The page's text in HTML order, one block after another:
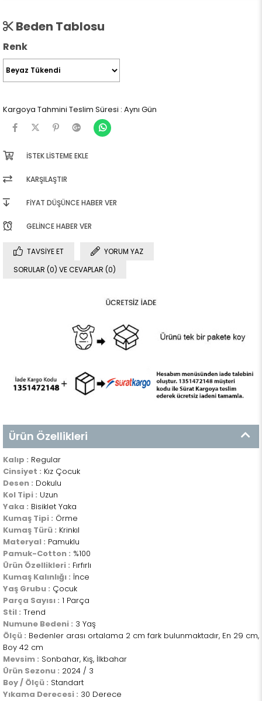
Beden Tablosu
Renk
Kargoya Tahmini Teslim Süresi : Aynı Gün
İSTEK LISTEME EKLE
KARŞILAŞTIR
FIYAT DÜŞÜNCE HABER VER
GELINCE HABER VER
TAVSIYE ET
YORUM YAZ
SORULAR (0) VE CEVAPLAR (0)
Ürün Özellikleri
Kalıp : Regular
Cinsiyet : Kız Çocuk
Desen : Dokulu
Kol Tipi : Uzun
Yaka : Bisiklet Yaka
Kumaş Tipi : Örme
Kumaş Türü : Krinkıl
Materyal : Pamuklu
Pamuk-Cotton : %100
Ürün Özellikleri : Fırfırlı
Kumaş Kalınlığı : İnce
Yaş Grubu : Çocuk
Parça Sayısı : 1 Parça
Stil : Trend
Numune Bedeni : 3 Yaş
Ölçü : Bedenler arası ortalama 2 cm fark bulunmaktadır, En 29 cm,
Boy 42 cm
Mevsim : Sonbahar, Kış, İlkbahar
Ürün Sezonu : 2024 / 3
Boy / Ölçü : Standart
Yıkama Derecesi : 30 Derece